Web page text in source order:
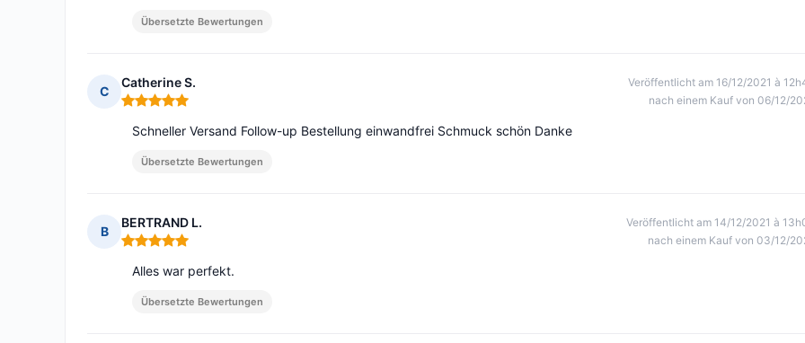
Übersetzte Bewertungen
C
Catherine S.
Hinweis: 5 von 5
Veröffentlicht am 16/12/2021 à
nach einem Kauf von 06/12/
Schneller Versand Follow-up Bestellung einwandfrei Schmuck schön Danke
Übersetzte Bewertungen
B
BERTRAND L.
Hinweis: 5 von 5
Veröffentlicht am 14/12/2021 à
nach einem Kauf von 03/12/
Alles war perfekt.
Übersetzte Bewertungen